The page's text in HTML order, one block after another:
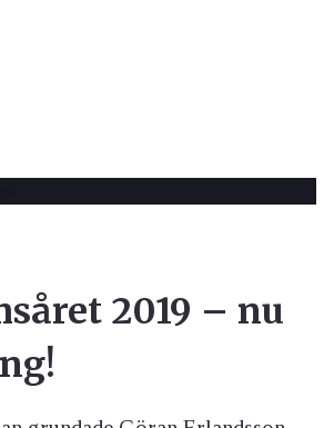
2019 – nu